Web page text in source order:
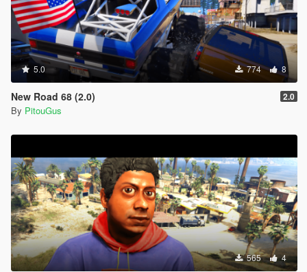
5.0 774 8
New Road 68 (2.0) 2.0
By PitouGus
565 4